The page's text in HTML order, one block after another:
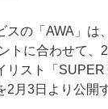
の「AWA」は
トに合わせて、
リスト「
2月3日より公開